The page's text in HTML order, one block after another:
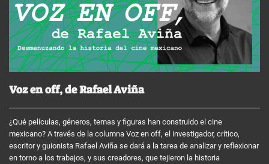
Voz en off, de Rafael Aviña
¿Qué películas, géneros, temas y figuras han construido el cine
mexicano? A través de la columna Voz en off, el investigador, crítico,
escritor y guionista Rafael Aviña se dará a la tarea de analizar y reflexionar
en torno a los trabajos, y sus creadores, que tejieron la historia